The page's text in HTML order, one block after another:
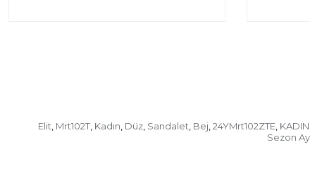
Elit, Mrt102T, Kadın, Düz, Sandalet, Bej, 24YMrt102ZTE, KADIN
Sezon